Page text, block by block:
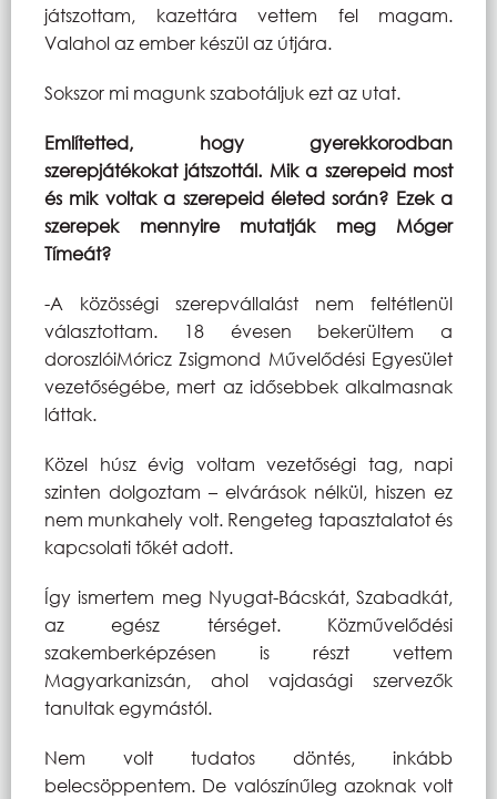
játszottam, kazettára vettem fel magam.
Valahol az ember készül az útjára.
Sokszor mi magunk szabotáljuk ezt az utat.
Említetted, hogy gyerekkorodban
szerepjátékokat játszottál. Mik a szerepeid most
és mik voltak a szerepeid életed során? Ezek a
szerepek mennyire mutatják meg Móger
Tímeát?
-A közösségi szerepvállalást nem feltétlenül
választottam. 18 évesen bekerültem a
doroszlóiMóricz Zsigmond Művelődési Egyesület
vezetőségébe, mert az idősebbek alkalmasnak
láttak.
Közel húsz évig voltam vezetőségi tag, napi
szinten dolgoztam – elvárások nélkül, hiszen ez
nem munkahely volt. Rengeteg tapasztalatot és
kapcsolati tőkét adott.
Így ismertem meg Nyugat-Bácskát, Szabadkát,
az egész térséget. Közművelődési
szakemberképzésen is részt vettem
Magyarkanizsán, ahol vajdasági szervezők
tanultak egymástól.
Nem volt tudatos döntés, inkább
belecsöppentem. De valószínűleg azoknak volt